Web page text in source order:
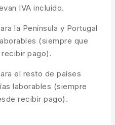
IVA incluido.
la Península y Portugal
(siempre que
pago).
el resto de países
laborables (siempre
recibir pago).